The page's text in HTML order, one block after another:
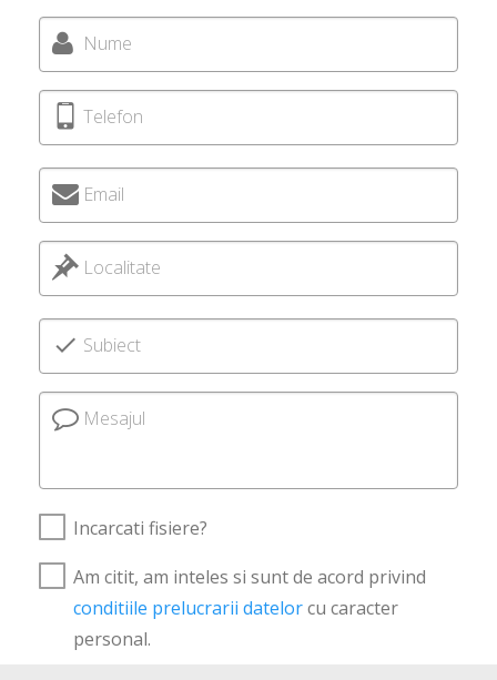
Nume
Telefon
Email
Localitate
Subiect
Mesajul
Incarcati fisiere?
Am citit, am inteles si sunt de acord privind
conditiile prelucrarii datelorcu caracter
personal.